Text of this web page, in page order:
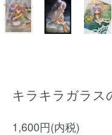
キラキラガラス
1,600円(内税)